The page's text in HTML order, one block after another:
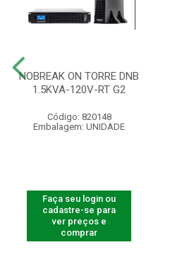
NOBREAK ON TORRE DNB
1.5KVA-120V-RT G2
Código: 820148
Embalagem: UNIDADE
Faça seu login ou
cadastre-se para
ver preços e
comprar